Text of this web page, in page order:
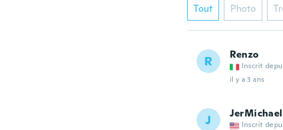
Tout Photo
R Renzo
Inscrit
il y a 3 ans
J JerMichael
Inscrit